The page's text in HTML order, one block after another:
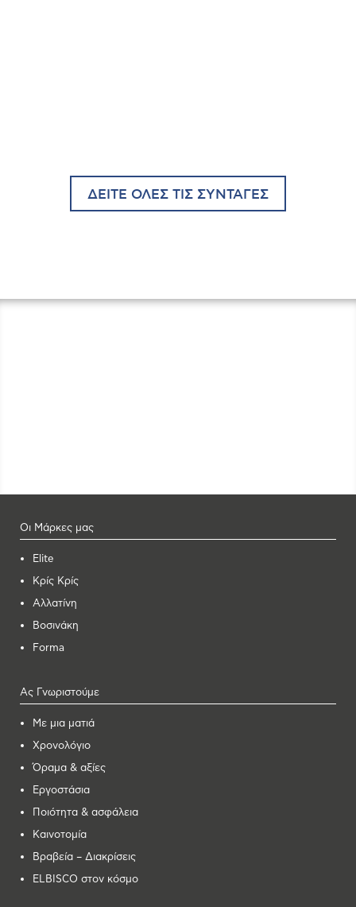
ΔΕΙΤΕ ΟΛΕΣ ΤΙΣ ΣΥΝΤΑΓΕΣ
Οι Μάρκες μας
Elite
Κρίς Κρίς
Αλλατίνη
Βοσινάκη
Forma
Ας Γνωριστούμε
Με μια ματιά
Χρονολόγιο
Όραμα & αξίες
Εργοστάσια
Ποιότητα & ασφάλεια
Καινοτομία
Βραβεία – Διακρίσεις
ELBISCO στον κόσμο